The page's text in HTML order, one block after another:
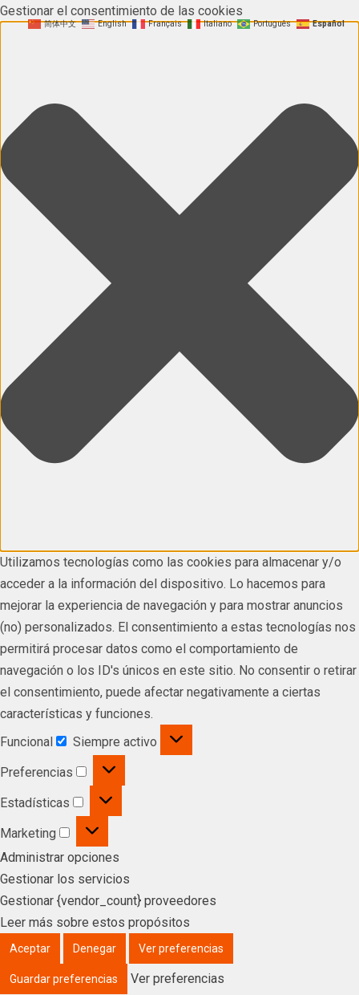
Gestionar el consentimiento de las cookies
Utilizamos tecnologías como las cookies para almacenar y/o
acceder a la información del dispositivo. Lo hacemos para
mejorar la experiencia de navegación y para mostrar anuncios
(no) personalizados. El consentimiento a estas tecnologías nos
permitirá procesar datos como el comportamiento de
navegación o los ID's únicos en este sitio. No consentir o retirar
el consentimiento, puede afectar negativamente a ciertas
características y funciones.
Funcional
Siempre activo
Preferencias
Estadísticas
Marketing
Administrar opciones
Gestionar los servicios
Gestionar {vendor_count} proveedores
Leer más sobre estos propósitos
Aceptar Denegar Ver preferencias
Guardar preferencias
Ver preferencias
简体中文 English Français Italiano Português Español